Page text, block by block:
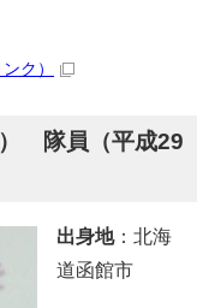
ク）
隊員（平成29
出身地：北海
道函館市